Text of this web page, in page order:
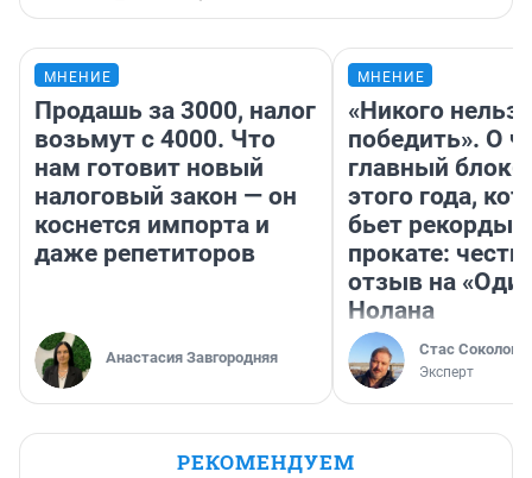
МНЕНИЕ
Продашь за 3000, налог
возьмут с 4000. Что
нам готовит новый
налоговый закон — он
коснется импорта и
даже репетиторов
Анастасия Завгородняя
МНЕНИЕ
«Никого нельзя
победить». О
главный
этого года,
бьет рекорды в
прокате:
отзыв на
Нолана
Стас Соколов
Эксперт
РЕКОМЕНДУЕМ